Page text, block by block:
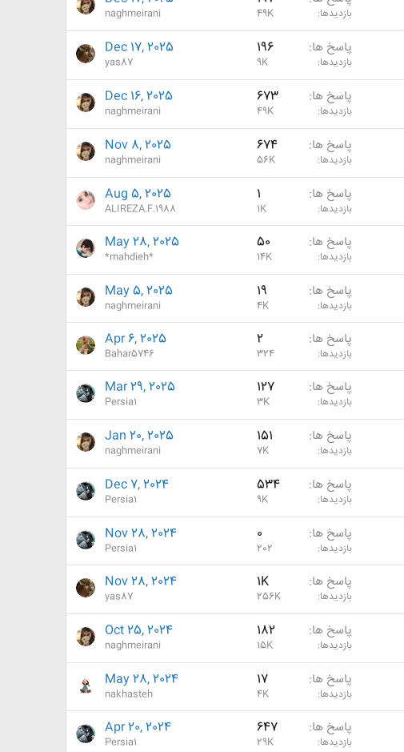
بازدیدها 49K
naghmeirani
پاسخ ها 196
بازدیدها 9K
Dec 17, 2025
yas87
پاسخ ها 673
بازدیدها 49K
Dec 16, 2025
naghmeirani
پاسخ ها 674
بازدیدها 56K
Nov 8, 2025
naghmeirani
پاسخ ها 1
بازدیدها 1K
Aug 5, 2025
ALIREZA.F.1988
پاسخ ها 50
بازدیدها 14K
May 28, 2025
*mahdieh*
پاسخ ها 19
بازدیدها 4K
May 5, 2025
naghmeirani
پاسخ ها 2
بازدیدها 324
Apr 6, 2025
Bahar5746
پاسخ ها 127
بازدیدها 3K
Mar 29, 2025
Persia1
پاسخ ها 151
بازدیدها 7K
Jan 20, 2025
naghmeirani
پاسخ ها 534
بازدیدها 9K
Dec 7, 2024
Persia1
پاسخ ها 0
بازدیدها 202
Nov 28, 2024
Persia1
پاسخ ها 1K
بازدیدها 256K
Nov 28, 2024
yas87
پاسخ ها 182
بازدیدها 15K
Oct 25, 2024
naghmeirani
پاسخ ها 17
بازدیدها 4K
May 28, 2024
nakhasteh
پاسخ ها 647
بازدیدها 29K
Apr 20, 2024
Persia1